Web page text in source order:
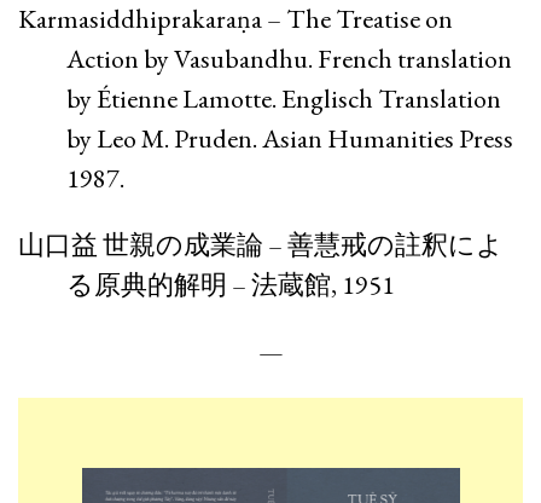
Karmasiddhiprakaraṇa – The Treatise on
Action by Vasubandhu. French translation
by Étienne Lamotte. Englisch Translation
by Leo M. Pruden. Asian Humanities Press
1987.
山口益 世親の成業論 – 善慧戒の註釈によ
る原典的解明 – 法蔵館, 1951
—